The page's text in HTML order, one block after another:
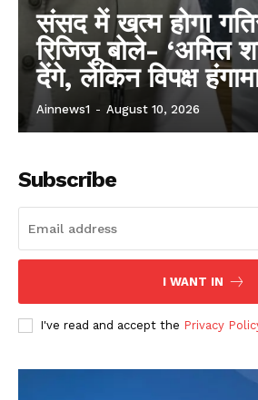
संसद में खत्म होगा
रिजिजू बोले- ‘अमित
देंगे, लेकिन विपक्ष
Ainnews1 - August 10, 2026
Subscribe
I WANT IN
I've read and accept the Privacy